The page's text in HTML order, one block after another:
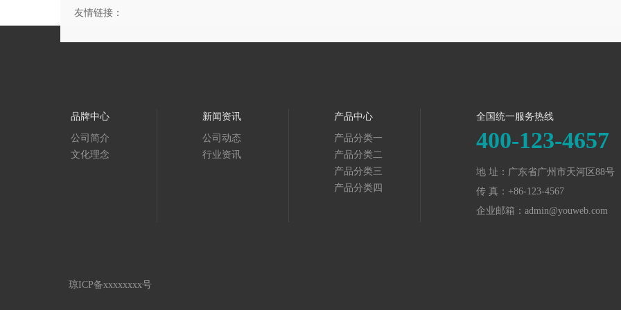
友情链接：
品牌中心
公司简介
文化理念
新闻资讯
公司动态
行业资讯
产品中心
产品分类一
产品分类二
产品分类三
产品分类四
全国统一服务热线
400-123-4657
地 址：广东省广州市天河区88号
传 真：+86-123-4567
企业邮箱：admin@youweb.com
琼ICP备xxxxxxxx号